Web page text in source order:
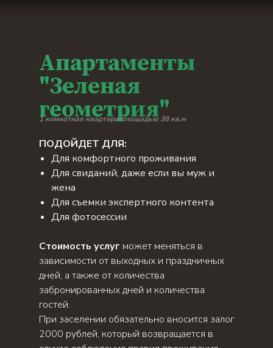
Апартаменты
"Зеленая
геометрия"
1 комнатная квартира площадью 38 кв.м
ПОДОЙДЕТ ДЛЯ:
Для кoмфoртнoгo пpoживания
Для свиданий, дaжe еcли вы муж и
женa
Для съeмки экcпeртного контeнтa
Для фотосeссии
Стоимость услуг может меняться в
зависимости от выходных и праздничных
дней, а также от количества
забронированных дней и количества
гостей.
При заселении обязательно вносится залог
2000 рублей, который возвращается в